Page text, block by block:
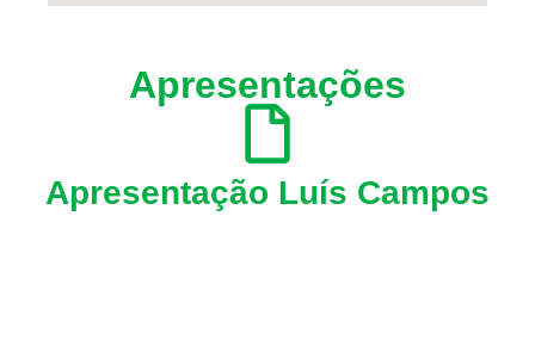
Apresentações
Apresentação Luís Campos